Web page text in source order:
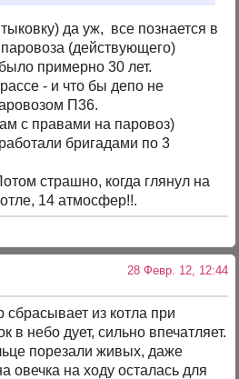
да уж, все познается в
(действующего)
примерно 30 лет.
- и что бы депо не
П36.
с правами на паровоз)
бригадами по 3
страшно, когда глянул на
14 атмосфер!!.
28 Февр. 12, 12:44
сбрасывает из котла при
в небо дует, сильно впечатляет.
порезали живых, даже
овечка на ходу осталась для